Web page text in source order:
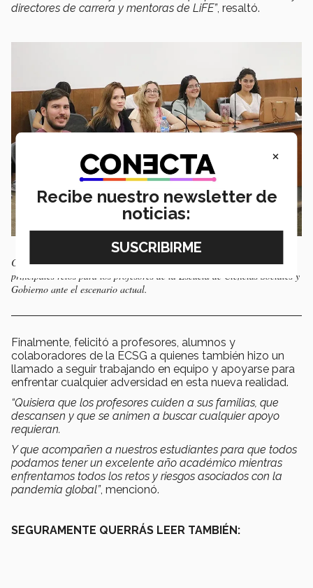
directores de carrera y mentoras de LiFE”, resaltó.
Comunicación constante y acompañamiento a los alumnos es uno de los
principales retos para los profesores de la Escuela de Ciencias Sociales y
Gobierno ante el escenario actual.
Finalmente, felicitó a profesores, alumnos y
colaboradores de la ECSG a quienes también hizo un
llamado a seguir trabajando en equipo y apoyarse para
enfrentar cualquier adversidad en esta nueva realidad.
“Quisiera que los profesores cuiden a sus familias, que
descansen y que se animen a buscar cualquier apoyo
requieran.
Y que acompañen a nuestros estudiantes para que todos
podamos tener un excelente año académico mientras
enfrentamos todos los retos y riesgos asociados con la
pandemia global”, mencionó.
SEGURAMENTE QUERRÁS LEER TAMBIÉN:
×
Recibe nuestro newsletter de
noticias: